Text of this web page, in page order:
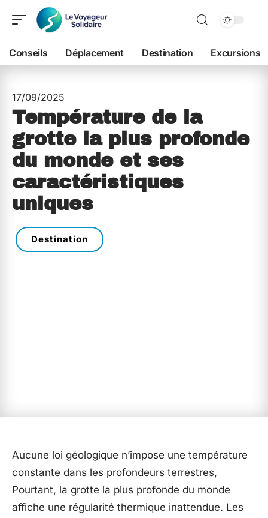
Conseils Déplacement Destination Excursions
17/09/2025
Température de la
grotte la plus profonde
du monde et ses
caractéristiques
uniques
Destination
Aucune loi géologique n’impose une température
constante dans les profondeurs terrestres,
Pourtant, la grotte la plus profonde du monde
affiche une régularité thermique inattendue. Les